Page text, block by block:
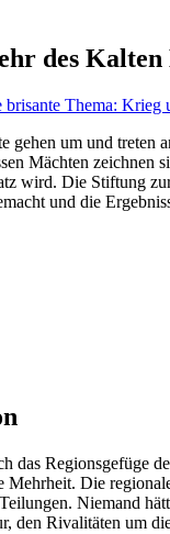
des Kalten
Thema: Krieg
gehen um und
Mächten
wird. Die Stiftung
und die
Regionsgefüge
Die
Niemand
den Rivalitäten um